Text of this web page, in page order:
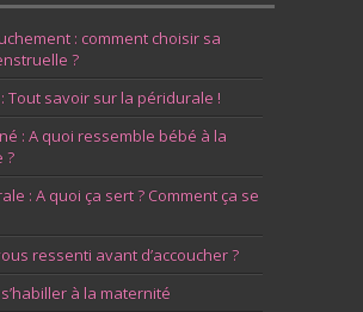
: comment choisir sa
?
Tout savoir sur la péridurale !
: A quoi ressemble bébé à la
?
: A quoi ça sert ? Comment ça se
ressenti avant d’accoucher ?
à la maternité